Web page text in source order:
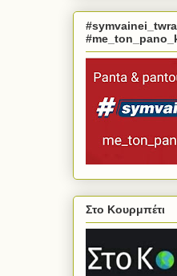
#symvainei_twra
Στο Κουρμπέτι